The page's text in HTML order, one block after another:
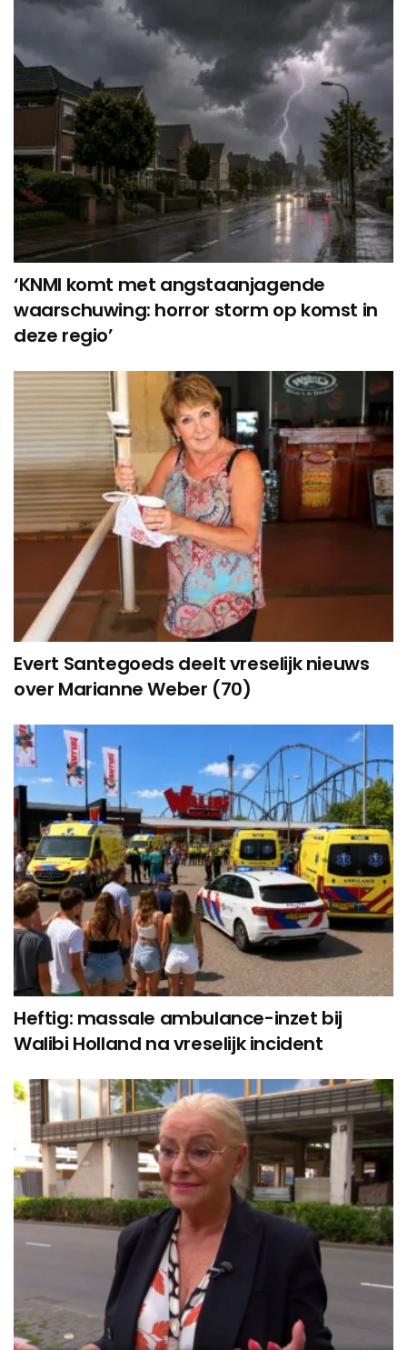
‘KNMI komt met angstaanjagende
waarschuwing: horror storm op komst in
deze regio’
Evert Santegoeds deelt vreselijk nieuws
over Marianne Weber (70)
Heftig: massale ambulance-inzet bij
Walibi Holland na vreselijk incident